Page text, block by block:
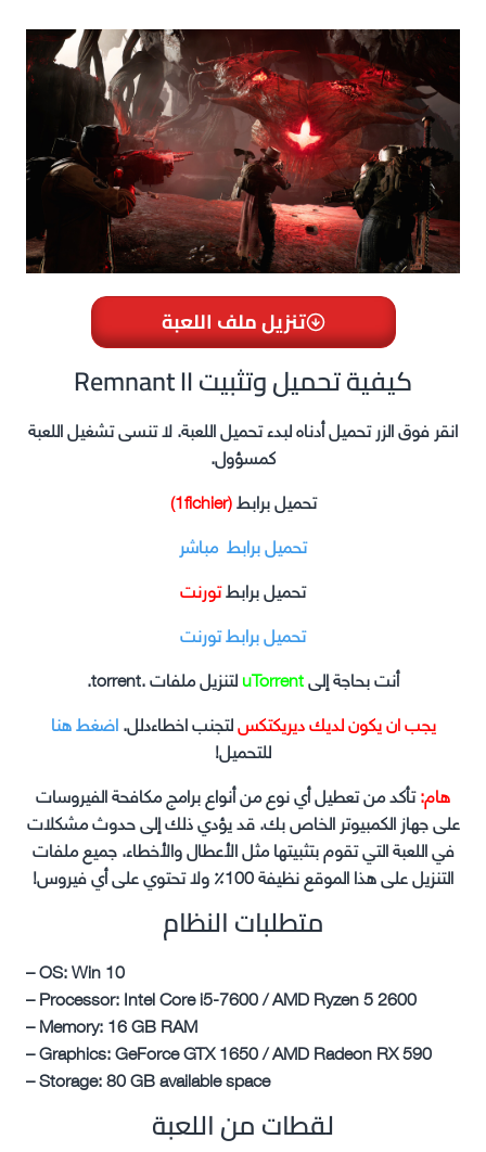
تنزيل ملف اللعبة
Remnant II كيفية تحميل وتثبيت
انقر فوق الزر تحميل أدناه لبدء تحميل اللعبة. لا تنسى تشغيل اللعبة
كمسؤول.
تحميل برابط(1fichier)
تحميل برابط مباشر
تحميل برابطتورنت
تحميل برابط تورنت
أنت بحاجة إلىuTorrentلتنزيل ملفات .torrent.
يجب ان يكون لديك ديريكتكسلتجنب اخطاءدلل.اضغط هنا
للتحميل!
هام:تأكد من تعطيل أي نوع من أنواع برامج مكافحة الفيروسات
على جهاز الكمبيوتر الخاص بك. قد يؤدي ذلك إلى حدوث مشكلات
في اللعبة التي تقوم بتثبيتها مثل الأعطال والأخطاء. جميع ملفات
التنزيل على هذا الموقع نظيفة 100٪ ولا تحتوي على أي فيروس!
متطلبات النظام
– OS: Win 10
– Processor: Intel Core i5-7600 / AMD Ryzen 5 2600
– Memory: 16 GB RAM
– Graphics: GeForce GTX 1650 / AMD Radeon RX 590
– Storage: 80 GB available space
لقطات من اللعبة